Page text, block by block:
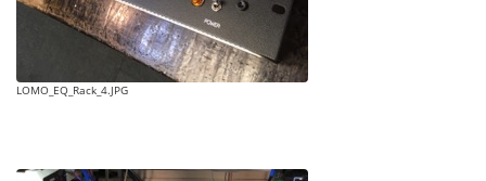
LOMO_EQ_Rack_4.JPG